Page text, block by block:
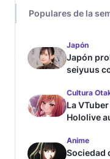
Populares de la
Japón
Japón
seiyuus
Cultura
La
Hololive
Anime
Sociedad